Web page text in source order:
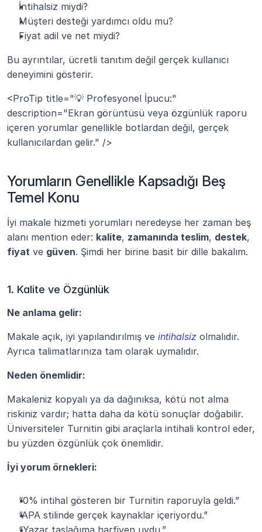
İntihalsiz miydi?
Müşteri desteği yardımcı oldu mu?
Fiyat adil ve net miydi?
Bu ayrıntılar, ücretli tanıtım değil gerçek kullanıcı
deneyimini gösterir.
<ProTip title="💡 Profesyonel İpucu:"
description="Ekran görüntüsü veya özgünlük raporu
içeren yorumlar genellikle botlardan değil, gerçek
kullanıcılardan gelir." />
Yorumların Genellikle Kapsadığı Beş
Temel Konu
İyi makale hizmeti yorumları neredeyse her zaman beş
alanı mention eder: kalite, zamanında teslim, destek
fiyat ve güven. Şimdi her birine basit bir dille bakalım.
1. Kalite ve Özgünlük
Ne anlama gelir:
Makale açık, iyi yapılandırılmış ve intihalsiz olmalıdır.
Ayrıca talimatlarınıza tam olarak uymalıdır.
Neden önemlidir:
Makaleniz kopyalı ya da dağınıksa, kötü not alma
riskiniz vardır; hatta daha da kötü sonuçlar doğabilir.
Üniversiteler Turnitin gibi araçlarla intihali kontrol eder,
bu yüzden özgünlük çok önemlidir.
İyi yorum örnekleri:
“0% intihal gösteren bir Turnitin raporuyla geldi.”
“APA stilinde gerçek kaynaklar içeriyordu.”